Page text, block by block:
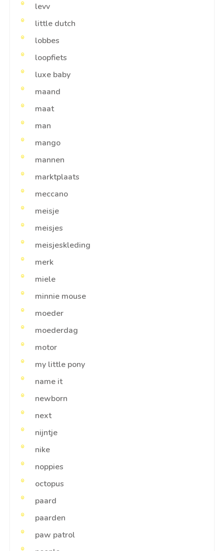
levv
little dutch
lobbes
loopfiets
luxe baby
maand
maat
man
mango
mannen
marktplaats
meccano
meisje
meisjes
meisjeskleding
merk
miele
minnie mouse
moeder
moederdag
motor
my little pony
name it
newborn
next
nijntje
nike
noppies
octopus
paard
paarden
paw patrol